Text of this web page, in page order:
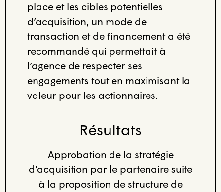
place et les cibles potentielles
d’acquisition, un mode de
transaction et de financement a été
recommandé qui permettait à
l’agence de respecter ses
engagements tout en maximisant la
valeur pour les actionnaires.
Résultats
Approbation de la stratégie
d’acquisition par le partenaire suite
à la proposition de structure de